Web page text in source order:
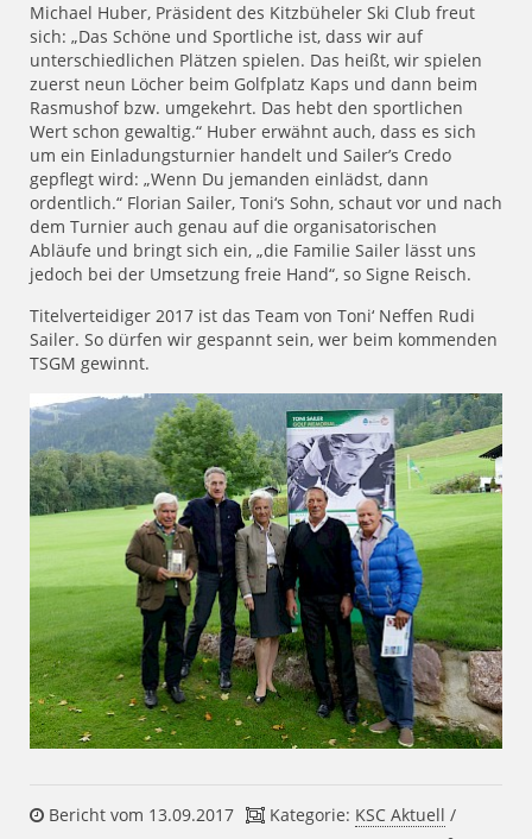
Michael Huber, Präsident des Kitzbüheler Ski Club freut
sich: „Das Schöne und Sportliche ist, dass wir auf
unterschiedlichen Plätzen spielen. Das heißt, wir spielen
zuerst neun Löcher beim Golfplatz Kaps und dann beim
Rasmushof bzw. umgekehrt. Das hebt den sportlichen
Wert schon gewaltig.“ Huber erwähnt auch, dass es sich
um ein Einladungsturnier handelt und Sailer’s Credo
gepflegt wird: „Wenn Du jemanden einlädst, dann
ordentlich.“ Florian Sailer, Toni‘s Sohn, schaut vor und nach
dem Turnier auch genau auf die organisatorischen
Abläufe und bringt sich ein, „die Familie Sailer lässt uns
jedoch bei der Umsetzung freie Hand“, so Signe Reisch.
Titelverteidiger 2017 ist das Team von Toni‘ Neffen Rudi
Sailer. So dürfen wir gespannt sein, wer beim kommenden
TSGM gewinnt.
Bericht vom 13.09.2017 Kategorie: KSC Aktuell /